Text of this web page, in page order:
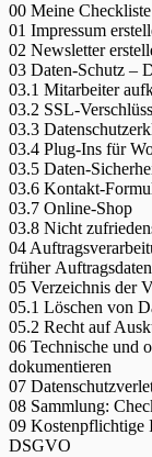
00 Meine
01 Impressum
02 Newsletter
03 Daten-Schutz –
03.1 Mitarbeiter
03.2 SSL-
03.3
03.4 Plug-Ins für
03.5 Daten-
03.6 Kontakt-
03.7 Online-Shop
03.8 Nicht
04
früher
05 Verzeichnis der
05.1 Löschen von
05.2 Recht auf
06 Technische und
dokumentieren
07
08 Sammlung:
09 Kostenpflichtige
DSGVO